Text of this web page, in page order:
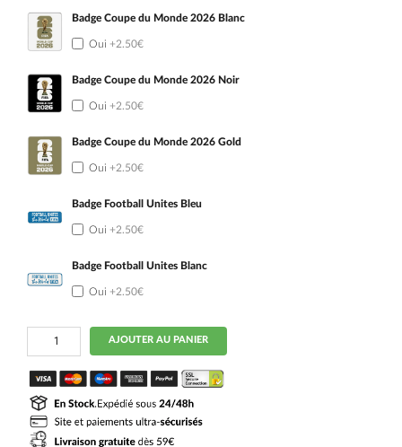
Badge Coupe du Monde 2026 Blanc
Oui +2.50€
Badge Coupe du Monde 2026 Noir
Oui +2.50€
Badge Coupe du Monde 2026 Gold
Oui +2.50€
Badge Football Unites Bleu
Oui +2.50€
Badge Football Unites Blanc
Oui +2.50€
quantité
Maillot
USA
Domicile
2024
2025
Pre-
Match
AJOUTER AU PANIER